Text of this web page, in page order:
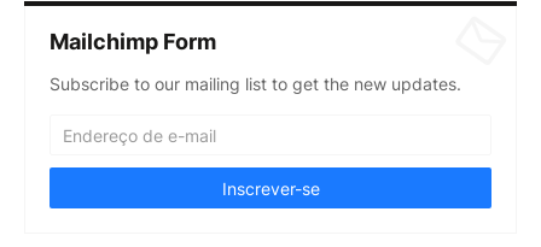
Mailchimp Form
Subscribe to our mailing list to get the new updates.